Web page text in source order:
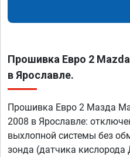
Прошивка Евро 2
в Ярославле.
Прошивка Евро 2 Мазда
2008 в Ярославле:
выхлопной системы без
зонда (датчика кислорода